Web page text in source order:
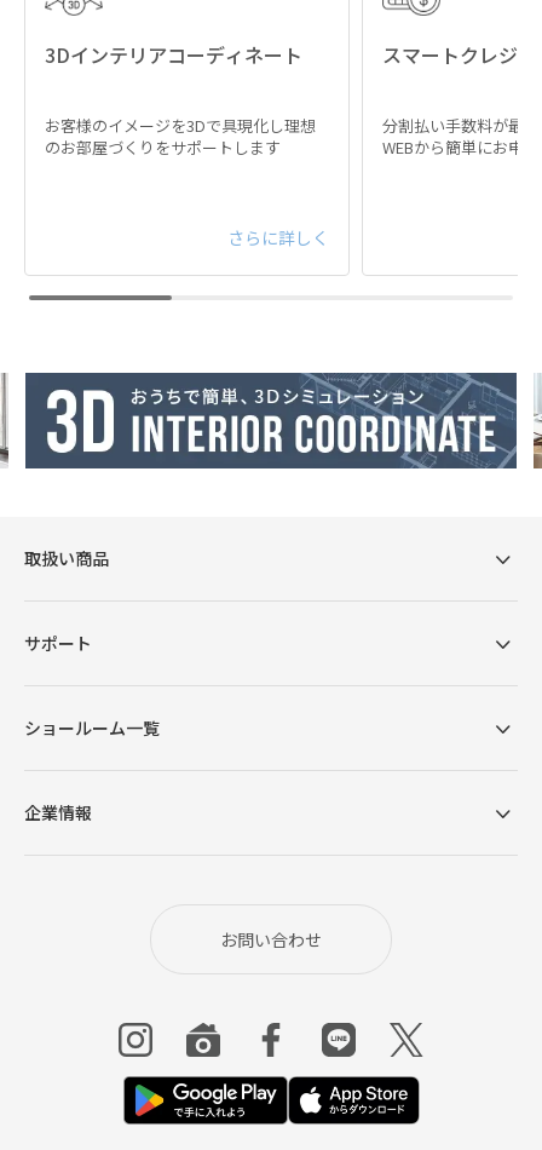
3Dインテリアコーディネート
お客様のイメージを3Dで具現化し理想
のお部屋づくりをサポートします
さらに詳しく
スマートクレジ
分割払い手数料が最
WEBから簡単にお申
取扱い商品
サポート
ショールーム一覧
企業情報
お問い合わせ